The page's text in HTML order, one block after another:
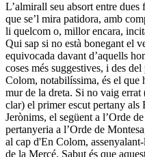
L’almirall seu absort entre
que se’l mira patidora, amb
li quelcom o, millor encara,
Qui sap si no està bonegant el
equivocada davant d’aquells
coses més suggestives, i des
Colom, notabilíssima, és el que
mur de la dreta. Si no vaig errat
clar) el primer escut pertany als
Jerònims, el següent a l’Orde
pertanyeria a l’Orde de
al cap d'En Colom,
de la Mercé. Sabut és que